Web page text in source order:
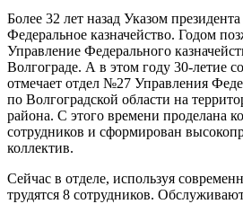
Более 32 лет назад Указом
Федеральное казначейство. Годом
Управление Федерального
Волгограде. А в этом году 30-летие
отмечает отдел №27 Управления
по Волгоградской области на
района. С этого времени проделана
сотрудников и сформирован
коллектив.
Сейчас в отделе, используя
трудятся 8 сотрудников.